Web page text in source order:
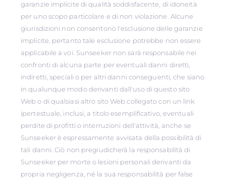
garanzie implicite di qualità soddisfacente, di idoneità
per uno scopo particolare e di non violazione. Alcune
giurisdizioni non consentono l'esclusione delle garanzie
implicite, pertanto tale esclusione potrebbe non essere
applicabile a voi. Sunseeker non sarà responsabile nei
confronti di alcuna parte per eventuali danni diretti,
indiretti, speciali o per altri danni conseguenti, che siano
in qualunque modo derivanti dall'uso di questo sito
Web o di qualsiasi altro sito Web collegato con un link
ipertestuale, inclusi, a titolo esemplificativo, eventuali
perdite di profitti o interruzioni dell'attività, anche se
Sunseeker è espressamente avvisata della possibilità di
tali danni. Ciò non pregiudicherà la responsabilità di
Sunseeker per morte o lesioni personali derivanti da
propria negligenza, né la sua responsabilità per false